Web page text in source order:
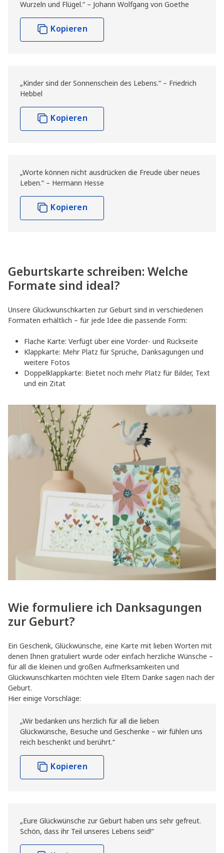
Wurzeln und Flügel.“ – Johann Wolfgang von Goethe
Kopieren
„Kinder sind der Sonnenschein des Lebens.“ – Friedrich
Hebbel
Kopieren
„Worte können nicht ausdrücken die Freude über neues
Leben.“ – Hermann Hesse
Kopieren
Geburtskarte schreiben: Welche
Formate sind ideal?
Unsere Glückwunschkarten zur Geburt sind in verschiedenen
Formaten erhältlich – für jede Idee die passende Form:
Flache Karte: Verfügt über eine Vorder- und Rückseite
Klappkarte: Mehr Platz für Sprüche, Danksagungen und
weitere Fotos
Doppelklappkarte: Bietet noch mehr Platz für Bilder, Text
und ein Zitat
Wie formuliere ich Danksagungen
zur Geburt?
Ein Geschenk, Glückwünsche, eine Karte mit lieben Worten mit
denen Ihnen gratuliert wurde oder einfach herzliche Wünsche –
für all die kleinen und großen Aufmerksamkeiten und
Glückwunschkarten möchten viele Eltern Danke sagen nach der
Geburt.
Hier einige Vorschläge:
„Wir bedanken uns herzlich für all die lieben
Glückwünsche, Besuche und Geschenke – wir fühlen uns
reich beschenkt und berührt.“
Kopieren
„Eure Glückwünsche zur Geburt haben uns sehr gefreut.
Schön, dass ihr Teil unseres Lebens seid!“